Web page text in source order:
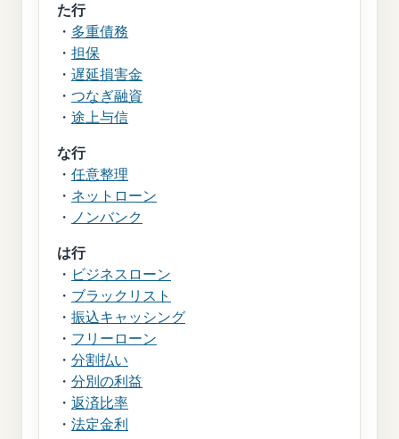
た行
・ 多重債務
・ 担保
・ 遅延損害金
・ つなぎ融資
・ 途上与信
な行
・ 任意整理
・ ネットローン
・ ノンバンク
は行
・ ビジネスローン
・ ブラックリスト
・ 振込キャッシング
・ フリーローン
・ 分割払い
・ 分別の利益
・ 返済比率
・ 法定金利